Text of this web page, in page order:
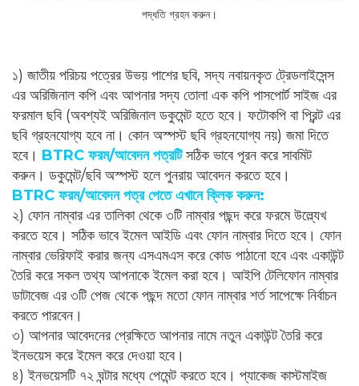
পদ্ধতি গ্রহন করুন।
১) জাতীয় পরিচয় পত্রের উভয় পাশের ছবি, সদ্য নবায়নকৃত ট্রেডলাইসেন্স
এর অরিজিনাল কপি এবং আপনার সদ্য তোলা এক কপি পাসপোর্ট সাইজ এর
ফরমাল ছবি (অবশ্যই অরিজিনাল ডকুমেন্ট হতে হবে। ফটোকপি বা প্রিন্ট এর
ছবি গ্রহনযোগ্য হবে না। কোন অস্পস্ট ছবি গ্রহনযোগ্য নয়) জমা দিতে
হবে। BTRC ফরম/আবেদন পত্রটিসঠিক ভাবে পূরন করে সাবমিট
করুন। ডকুমেন্ট/ছবি অস্পস্ট হলে পুনরায় আবেদন করতে হবে।
BTRC ফরম/আবেদন পত্র পেতে এখানে ক্লিক করুন:
২) ফোন নাম্বার এর তালিকা থেকে ৩টি নাম্বার পছন্দ করে ফরমে উল্ল্যেখ
করতে হবে। সঠিক ভাবে ইমেল আইডি এবং ফোন নাম্বার দিতে হবে। ফোন
নাম্বার ভেরিফাই করার জন্য এসএমএস করে কোড পাঠানো হবে এবং একাউন্ট
তৈরি করে সকল তথ্য আপনাকে ইমেল করা হবে। আইপি টেলিফোন নাম্বার
ডাটাবেজ এর ৩টি পেজ থেকে পছন্দ মতো ফোন নাম্বার শর্ত সাপেক্ষে নির্বাচন
করতে পারবেন।
৩) আপনার আবেদনের প্রেক্ষিতে আপনার নামে নতুন একাউন্ট তৈরি করে
ইনভয়েস করে ইমেল করে দেওয়া হবে।
৪) ইনভয়েসটি ৭২ ঘন্টার মধ্যে পেমেন্ট করতে হবে। প্যাকেজ কাস্টমাইজ